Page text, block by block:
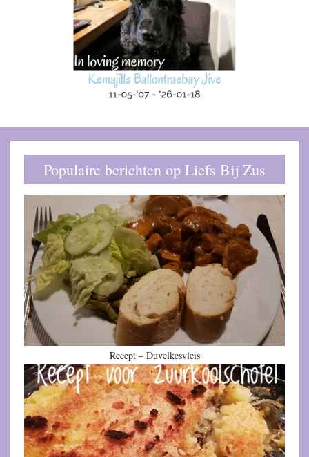
Populaire berichten op Liefs Bij Zus
Recept – Duvelkesvleis